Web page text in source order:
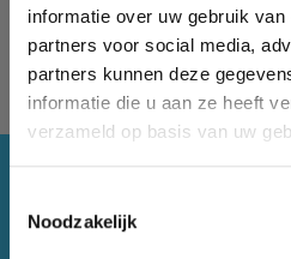
informatie over uw gebruik
partners voor social media,
partners kunnen deze
informatie die u aan ze heeft
verzameld op basis van uw
Noodzakelijkvakantie. Bestellingen die